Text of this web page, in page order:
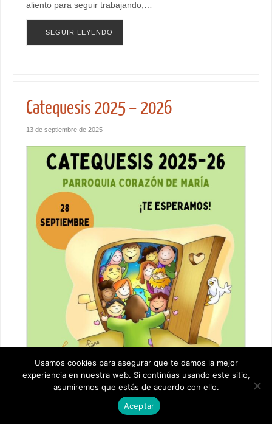
aliento para seguir trabajando,…
SEGUIR LEYENDO
Catequesis 2025 – 2026
13 de septiembre de 2025
Usamos cookies para asegurar que te damos la mejor
experiencia en nuestra web. Si continúas usando este sitio,
asumiremos que estás de acuerdo con ello.
Aceptar